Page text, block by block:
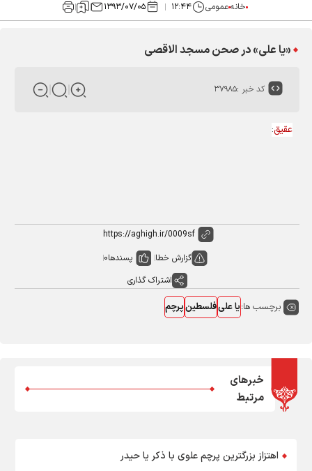
خانهعمومی ۱۲:۴۴ ۱۳۹۳/۰۷/۰۵
«یا علی» در صحن مسجد الاقصی
کد خبر :۳۷۹۸۵
عقیق:
گزارش خطا پسندها0
اشتراک گذاری
برچسب ها:یا علیفلسطینپرچم
خبرهای
مرتبط
اهتزاز بزرگترین پرچم علوی با ذکر یا حیدر